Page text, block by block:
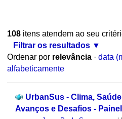
108itens atendem ao seu
Filtrar os resultados
Ordenar por relevância · data
alfabeticamente
UrbanSus - Clima,
Avanços e Desafios -